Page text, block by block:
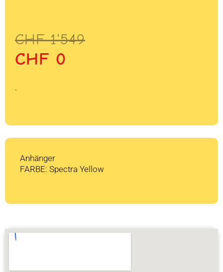
CHF1'549
Ursprünglicher
Preis
war:
CHF 1'549
CHF 0
Aktueller
Preis
ist:
CHF 0.
.
Anhänger
FARBE: Spectra Yellow